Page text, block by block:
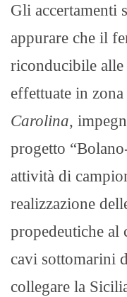
Gli accertamenti
appurare che il
riconducibile alle
effettuate in
Carolina,
progetto
attività di
realizzazione
propedeutiche al
cavi sottomarini
collegare la